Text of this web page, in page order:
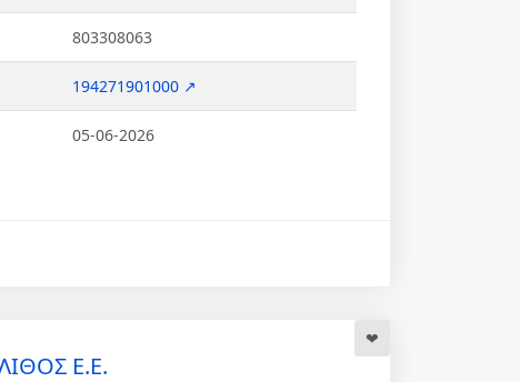
803308063
194271901000 ↗
05-06-2026
Ε.Ε.